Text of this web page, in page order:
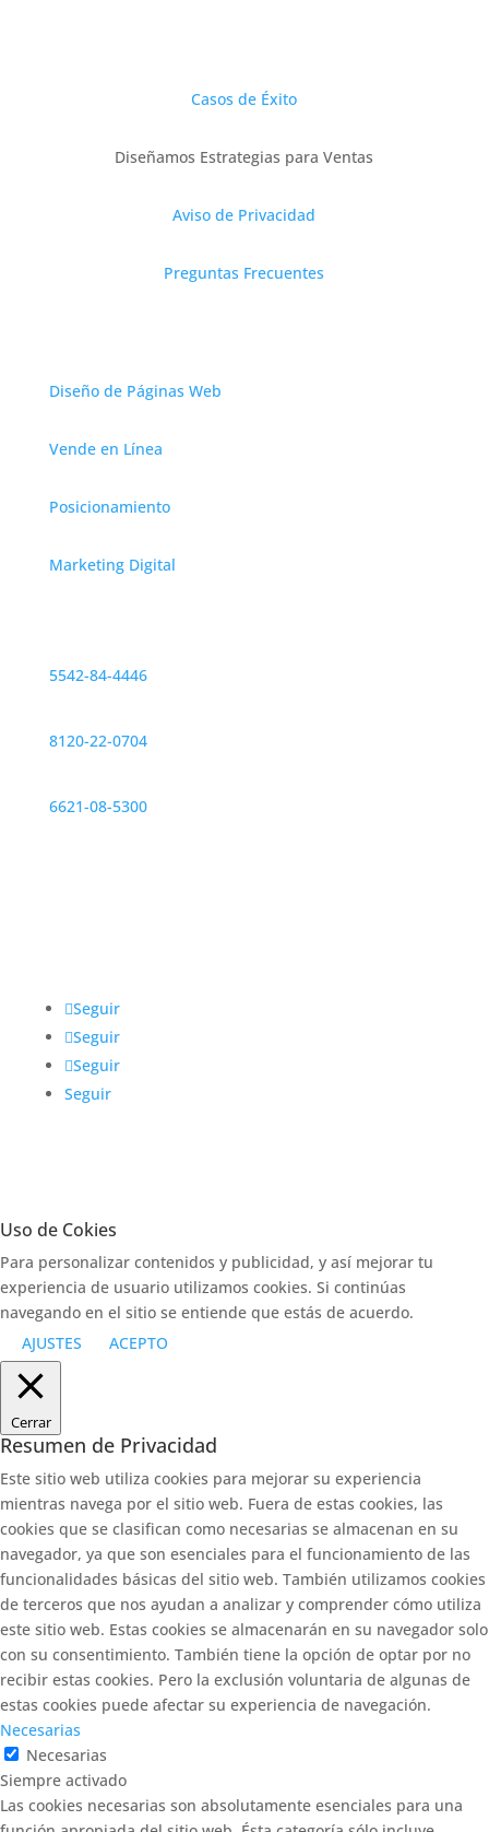
Casos de Éxito
Diseñamos Estrategias para Ventas
Aviso de Privacidad
Preguntas Frecuentes
Diseño de Páginas Web
Vende en Línea
Posicionamiento
Marketing Digital
5542-84-4446
8120-22-0704
6621-08-5300
Seguir
Seguir
Seguir
Seguir
Uso de Cokies
Para personalizar contenidos y publicidad, y así mejorar tu
experiencia de usuario utilizamos cookies. Si continúas
navegando en el sitio se entiende que estás de acuerdo.
AJUSTES
ACEPTO
Cerrar
Resumen de Privacidad
Este sitio web utiliza cookies para mejorar su experiencia
mientras navega por el sitio web. Fuera de estas cookies, las
cookies que se clasifican como necesarias se almacenan en su
navegador, ya que son esenciales para el funcionamiento de las
funcionalidades básicas del sitio web. También utilizamos cookies
de terceros que nos ayudan a analizar y comprender cómo utiliza
este sitio web. Estas cookies se almacenarán en su navegador solo
con su consentimiento. También tiene la opción de optar por no
recibir estas cookies. Pero la exclusión voluntaria de algunas de
estas cookies puede afectar su experiencia de navegación.
Necesarias
Necesarias
Siempre activado
Las cookies necesarias son absolutamente esenciales para una